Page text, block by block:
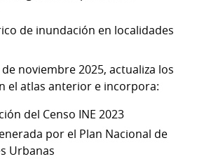
de inundación en localidades
noviembre 2025, actualiza los
el atlas anterior e incorpora:
del Censo INE 2023
por el Plan Nacional de
Urbanas